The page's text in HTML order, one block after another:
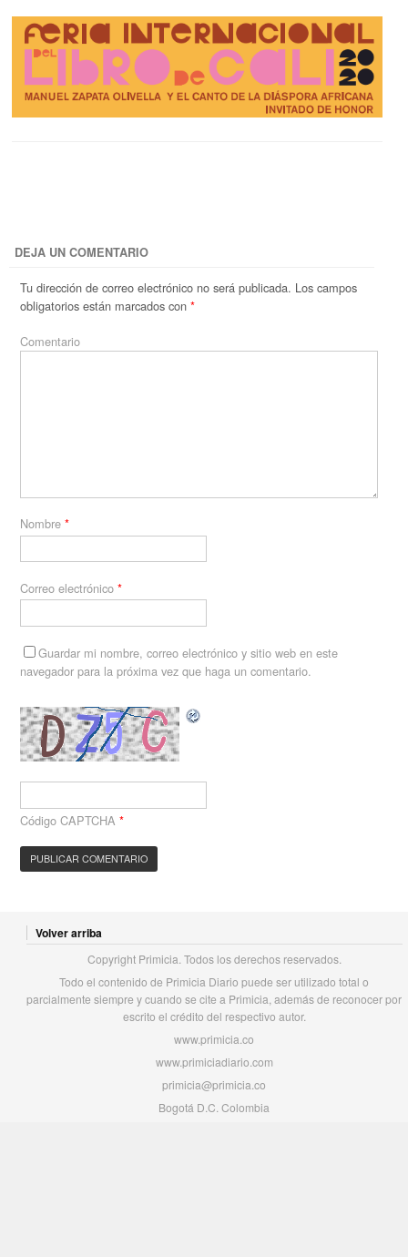
DEJA UN COMENTARIO
Tu dirección de correo electrónico no será publicada. Los campos
obligatorios están marcados con*
Comentario
Nombre*
Correo electrónico*
Guardar mi nombre, correo electrónico y sitio web en este
navegador para la próxima vez que haga un comentario.
Código CAPTCHA *
Volver arriba
Copyright Primicia. Todos los derechos reservados.
Todo el contenido de Primicia Diario puede ser utilizado total o
parcialmente siempre y cuando se cite a Primicia, además de reconocer por
escrito el crédito del respectivo autor.
www.primicia.co
www.primiciadiario.com
primicia@primicia.co
Bogotá D.C. Colombia